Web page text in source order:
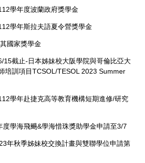
學年度波蘭政府獎學金
學年斯拉夫語夏令營獎學金
國家獎學金
15截止-日本姊妹校大阪學院與哥倫比亞大
培訓項目TCSOL/TESOL 2023 Summer
學年赴捷克高等教育機構短期進修/研究
度學海飛颺&學海惜珠獎助學金申請至3/7
年秋季姊妹校交換計畫與雙聯學位申請第